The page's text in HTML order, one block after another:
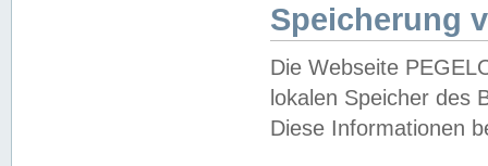
Speicherung
Die Webseite
lokalen Speicher des
Diese Informationen